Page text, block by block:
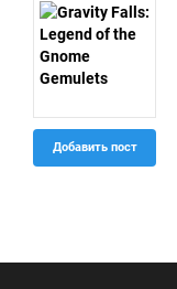
Добавить пост